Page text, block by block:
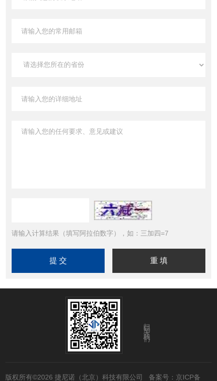
请输入计算结果（填写阿拉伯数字），如：三加四=7
扫码关注我们
版权所有©2026 捷尼诺（北京）科技有限公司 备案号：京ICP备